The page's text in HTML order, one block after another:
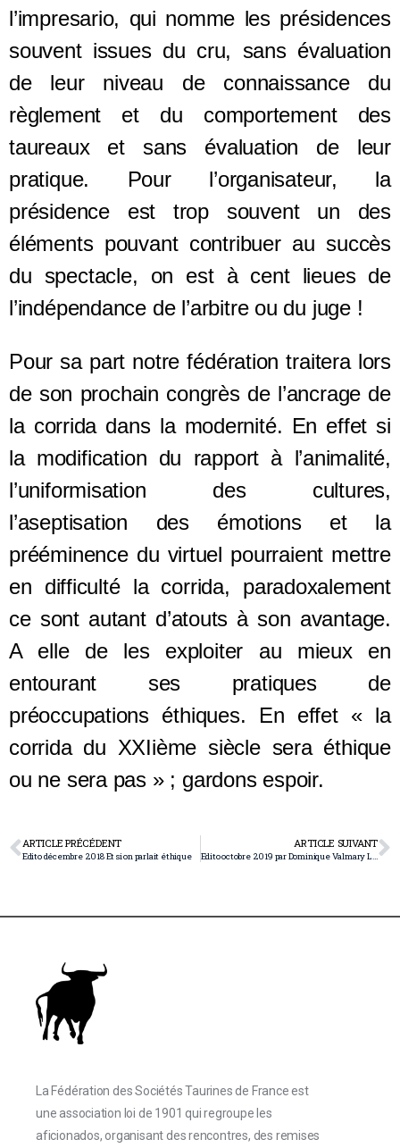
l’impresario, qui nomme les présidences
souvent issues du cru, sans évaluation
de leur niveau de connaissance du
règlement et du comportement des
taureaux et sans évaluation de leur
pratique. Pour l’organisateur, la
présidence est trop souvent un des
éléments pouvant contribuer au succès
du spectacle, on est à cent lieues de
l’indépendance de l’arbitre ou du juge !
Pour sa part notre fédération traitera lors
de son prochain congrès de l’ancrage de
la corrida dans la modernité. En effet si
la modification du rapport à l’animalité,
l’uniformisation des cultures,
l’aseptisation des émotions et la
prééminence du virtuel pourraient mettre
en difficulté la corrida, paradoxalement
ce sont autant d’atouts à son avantage.
A elle de les exploiter au mieux en
entourant ses pratiques de
préoccupations éthiques. En effet « la
corrida du XXIième siècle sera éthique
ou ne sera pas » ; gardons espoir.
ARTICLE PRÉCÉDENT
Edito décembre 2018 Et si on parlait éthique
ARTICLE SUIVANT
Edito octobre 2019 par Dominique Valmary Libertad Libertad Libertad
La Fédération des Sociétés Taurines de France est
une association loi de 1901 qui regroupe les
aficionados, organisant des rencontres, des remises